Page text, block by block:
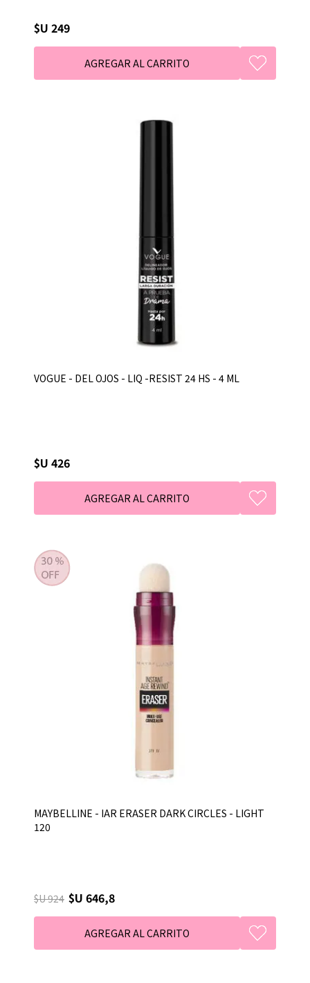
$U 249
VOGUE - DEL OJOS - LIQ -RESIST 24 HS - 4 ML
$U 426
MAYBELLINE - IAR ERASER DARK CIRCLES - LIGHT
120
$U 924 $U 646,8